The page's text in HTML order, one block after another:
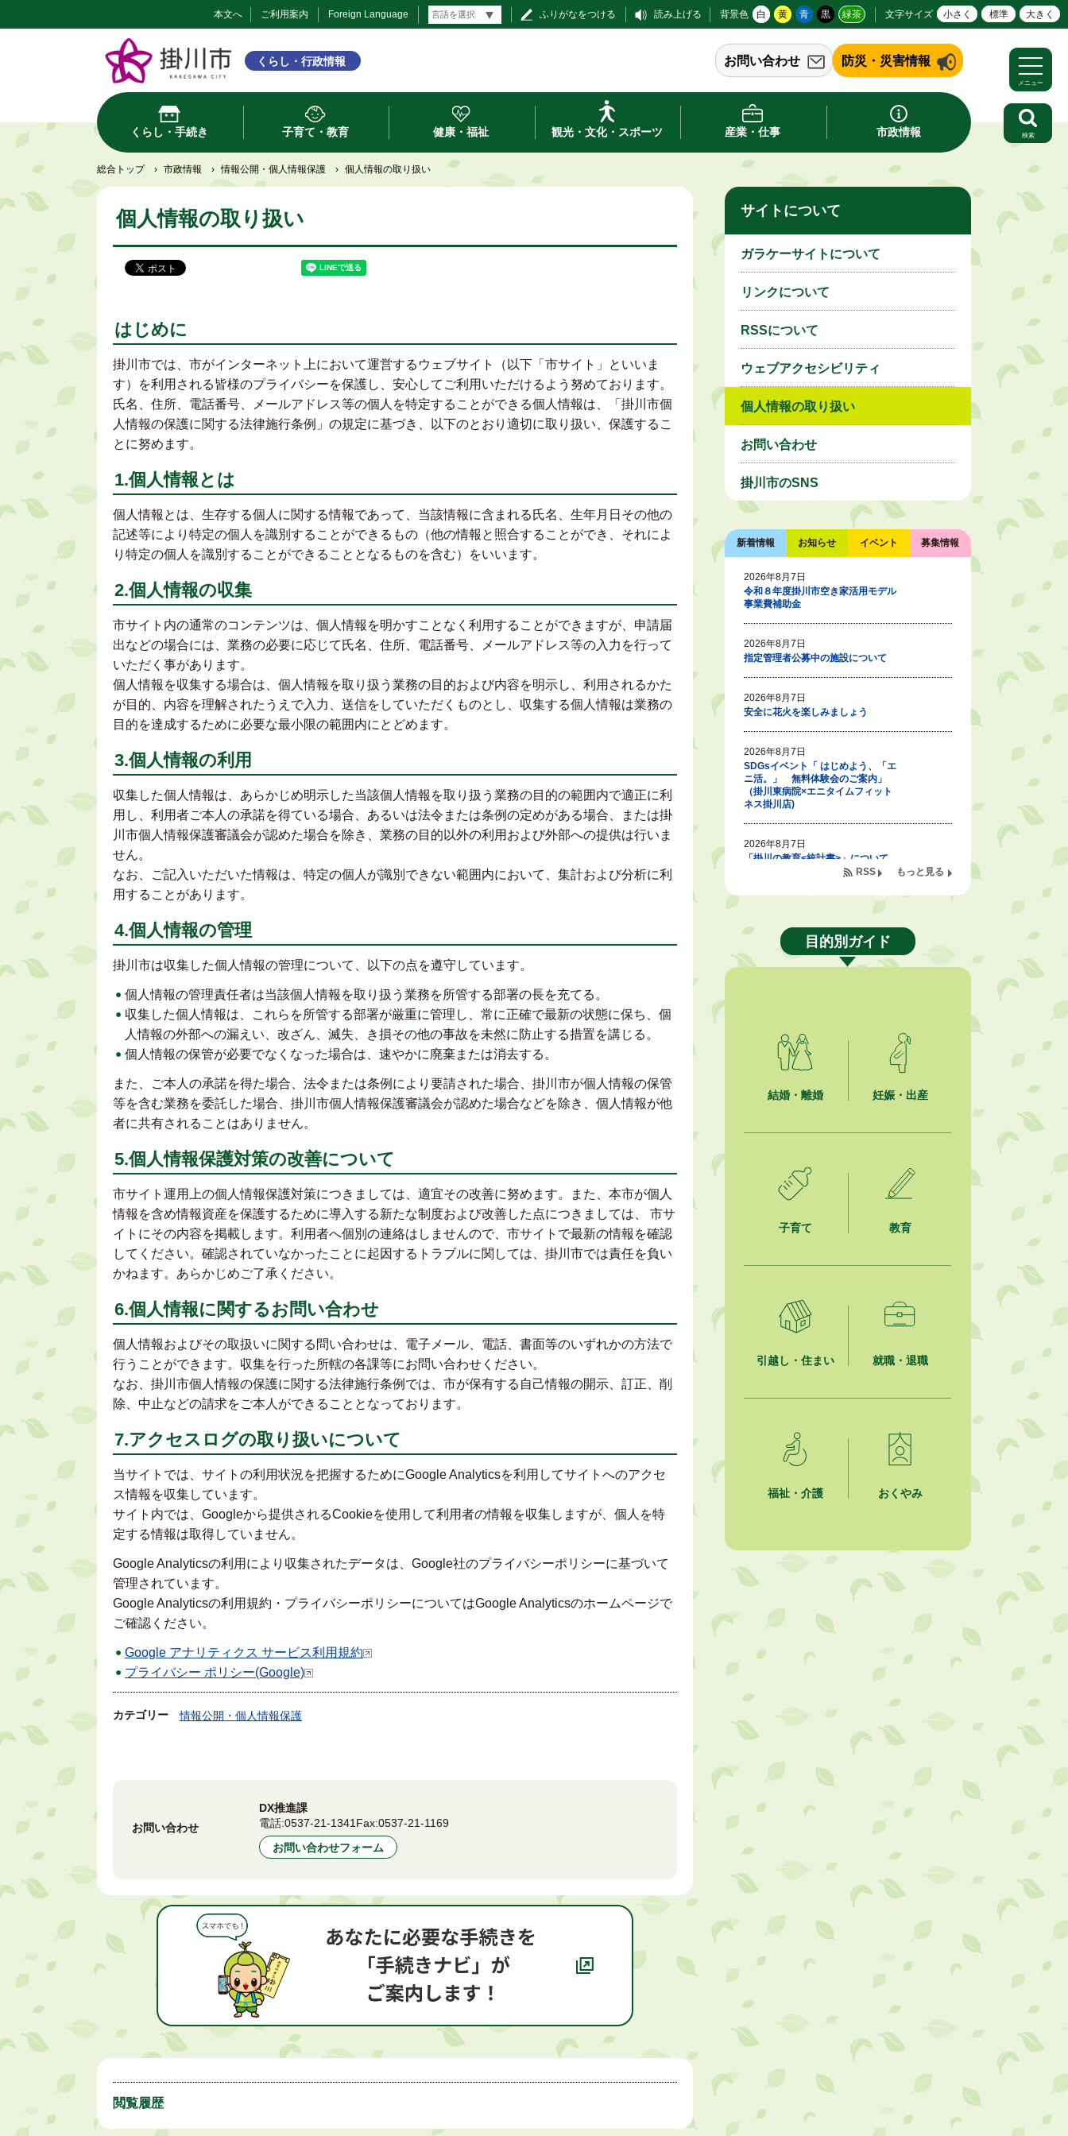
本文へ ご利用案内 Foreign Language ふりがなをつける 読み上げる 背景色 白 黄 青 黒 緑茶 文字サイズ 小さく 標準 大きく
くらし・行政情報 お問い合わせ 防災・災害情報
くらし・手続き 子育て・教育 健康・福祉 観光・文化・スポーツ 産業・仕事 市政情報
メニュー
検索
総合トップ › 市政情報 › 情報公開・個人情報保護 › 個人情報の取り扱い
個人情報の取り扱い
はじめに
掛川市では、市がインターネット上において運営するウェブサイト（以下「市サイト」といいま
す）を利用される皆様のプライバシーを保護し、安心してご利用いただけるよう努めております。
氏名、住所、電話番号、メールアドレス等の個人を特定することができる個人情報は、「掛川市個
人情報の保護に関する法律施行条例」の規定に基づき、以下のとおり適切に取り扱い、保護するこ
とに努めます。
1.個人情報とは
個人情報とは、生存する個人に関する情報であって、当該情報に含まれる氏名、生年月日その他の
記述等により特定の個人を識別することができるもの（他の情報と照合することができ、それによ
り特定の個人を識別することができることとなるものを含む）をいいます。
2.個人情報の収集
市サイト内の通常のコンテンツは、個人情報を明かすことなく利用することができますが、申請届
出などの場合には、業務の必要に応じて氏名、住所、電話番号、メールアドレス等の入力を行って
いただく事があります。
個人情報を収集する場合は、個人情報を取り扱う業務の目的および内容を明示し、利用されるかた
が目的、内容を理解されたうえで入力、送信をしていただくものとし、収集する個人情報は業務の
目的を達成するために必要な最小限の範囲内にとどめます。
3.個人情報の利用
収集した個人情報は、あらかじめ明示した当該個人情報を取り扱う業務の目的の範囲内で適正に利
用し、利用者ご本人の承諾を得ている場合、あるいは法令または条例の定めがある場合、または掛
川市個人情報保護審議会が認めた場合を除き、業務の目的以外の利用および外部への提供は行いま
せん。
なお、ご記入いただいた情報は、特定の個人が識別できない範囲内において、集計および分析に利
用することがあります。
4.個人情報の管理
掛川市は収集した個人情報の管理について、以下の点を遵守しています。
個人情報の管理責任者は当該個人情報を取り扱う業務を所管する部署の長を充てる。
収集した個人情報は、これらを所管する部署が厳重に管理し、常に正確で最新の状態に保ち、個
人情報の外部への漏えい、改ざん、滅失、き損その他の事故を未然に防止する措置を講じる。
個人情報の保管が必要でなくなった場合は、速やかに廃棄または消去する。
また、ご本人の承諾を得た場合、法令または条例により要請された場合、掛川市が個人情報の保管
等を含む業務を委託した場合、掛川市個人情報保護審議会が認めた場合などを除き、個人情報が他
者に共有されることはありません。
5.個人情報保護対策の改善について
市サイト運用上の個人情報保護対策につきましては、適宜その改善に努めます。また、本市が個人
情報を含め情報資産を保護するために導入する新たな制度および改善した点につきましては、 市サ
イトにその内容を掲載します。利用者へ個別の連絡はしませんので、市サイトで最新の情報を確認
してください。確認されていなかったことに起因するトラブルに関しては、掛川市では責任を負い
かねます。あらかじめご了承ください。
6.個人情報に関するお問い合わせ
個人情報およびその取扱いに関する問い合わせは、電子メール、電話、書面等のいずれかの方法で
行うことができます。収集を行った所轄の各課等にお問い合わせください。
なお、掛川市個人情報の保護に関する法律施行条例では、市が保有する自己情報の開示、訂正、削
除、中止などの請求をご本人ができることとなっております。
7.アクセスログの取り扱いについて
当サイトでは、サイトの利用状況を把握するためにGoogle Analyticsを利用してサイトへのアクセ
ス情報を収集しています。
サイト内では、Googleから提供されるCookieを使用して利用者の情報を収集しますが、個人を特
定する情報は取得していません。
Google Analyticsの利用により収集されたデータは、Google社のプライバシーポリシーに基づいて
管理されています。
Google Analyticsの利用規約・プライバシーポリシーについてはGoogle Analyticsのホームページで
ご確認ください。
Google アナリティクス サービス利用規約
プライバシー ポリシー(Google)
カテゴリー 情報公開・個人情報保護
お問い合わせ
DX推進課
電話:0537-21-1341 Fax:0537-21-1169
お問い合わせフォーム
閲覧履歴
サイトについて
ガラケーサイトについて
リンクについて
RSSについて
ウェブアクセシビリティ
個人情報の取り扱い
お問い合わせ
掛川市のSNS
新着情報 お知らせ イベント 募集情報
2026年8月7日
令和８年度掛川市空き家活用モデル
事業費補助金
2026年8月7日
指定管理者公募中の施設について
2026年8月7日
安全に花火を楽しみましょう
2026年8月7日
SDGsイベント「 はじめよう、「エ
ニ活。」 無料体験会のご案内」
（掛川東病院×エニタイムフィット
ネス掛川店)
2026年8月7日
「掛川の教育<統計書>」について
2026年8月6日
令和８年度公民館等（大東北公民
館、大須賀中央公民館）講座のお知
らせ
2026年8月6日
就職・転職相談会のご案内
2026年8月6日
2026年8月5日
ジュビロ磐田（情報提供・お知ら
2026年8月5日
2026年8月4日
【日本DX大賞2026】ポスターセッ
ション最優秀賞を受賞しました！
2026年8月4日
2026年8月4日
夏季休暇期間 開業医等診療予定
2026年8月3日
「水道カルテ」の公表について
企業版ふるさと納税（地方創生応援
税制）のお願い
2026年8月3日
【参加者募集】プロ棋士から学ぼ
う！はじめての将棋教室
もっと見る
RSS
目的別ガイド
結婚・離婚 妊娠・出産
子育て 教育
引越し・住まい 就職・退職
福祉・介護 おくやみ